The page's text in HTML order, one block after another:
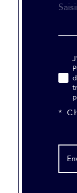
J'ai pris connaissance de la
*